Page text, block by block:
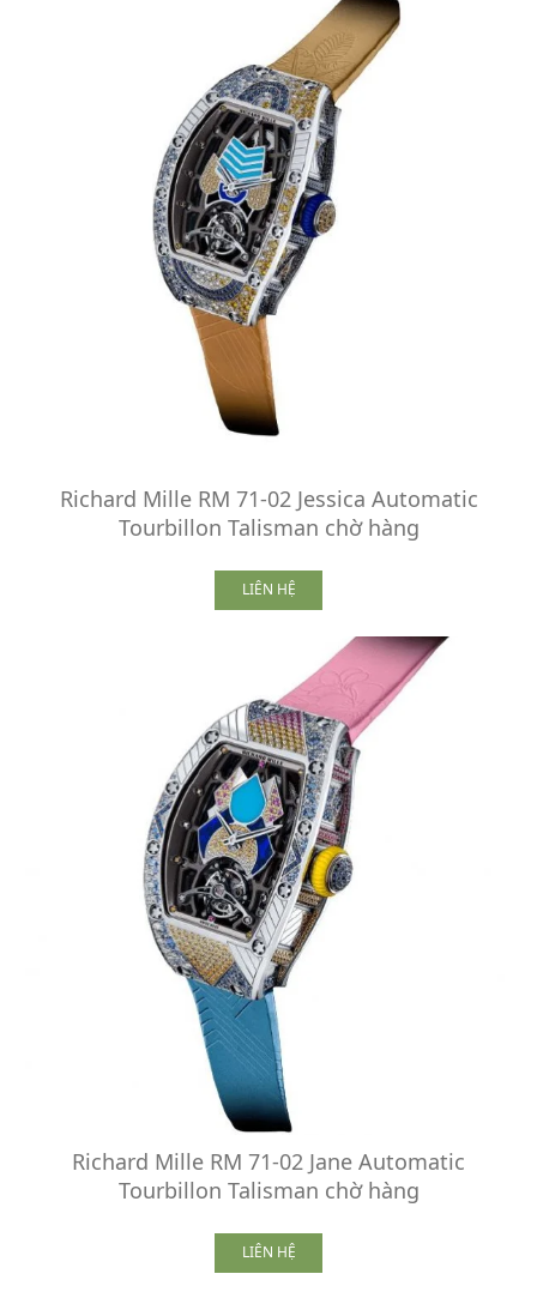
Richard Mille RM 71-02 Jessica Automatic
Tourbillon Talisman chờ hàng
LIÊN HỆ
Richard Mille RM 71-02 Jane Automatic
Tourbillon Talisman chờ hàng
LIÊN HỆ